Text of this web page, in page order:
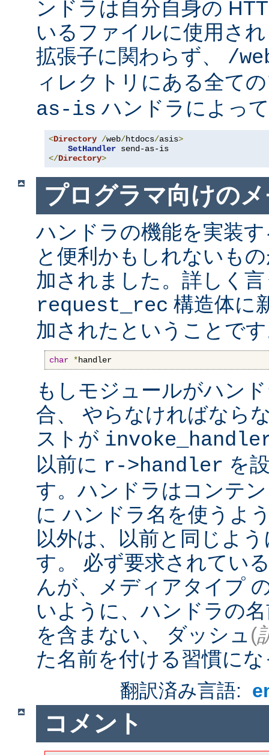
ンドラは自分自身の
いるファイルに使用さ
拡張子に関わらず、 /
ィレクトリにある全て
as-is ハンドラによっ
<Directory /web/htdocs/asis>
SetHandler
</Directory>
プログラマ向けの
ハンドラの機能を実装
と便利かもしれないも
加されました。詳しく
request_rec 構造体に
加されたということで
char *handler
もしモジュールがハン
合、 やらなければなら
ストが
以前に r->handler を
す。ハンドラはコンテ
に ハンドラ名を使うよ
以外は、以前と同じよ
す。 必ず要求されてい
んが、メディアタイプ
いように、ハンドラの
を含まない、 ダッシュ (
た名前を付ける習慣に
翻訳済み言語:
コメント